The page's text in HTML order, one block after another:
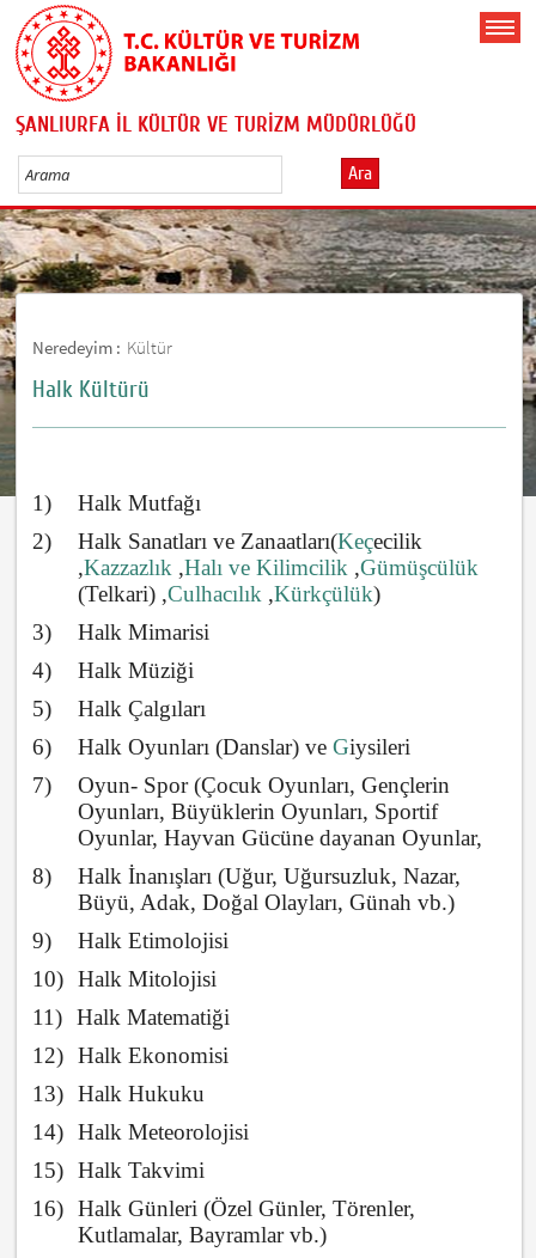
ŞANLIURFA İL KÜLTÜR VE TURİZM MÜDÜRLÜĞÜ
Ara
Neredeyim : Kültür
Halk Kültürü
1)
Halk Mutfağı
2)
Halk Sanatları ve Zanaatları(Keçecilik
,Kazzazlık ,Halı ve Kilimcilik ,Gümüşcülük
(Telkari) ,Culhacılık ,Kürkçülük)
3)
Halk Mimarisi
4)
Halk Müziği
5)
Halk Çalgıları
6)
HalkOyunları (Danslar) veGiysileri
7)
Oyun- Spor (Çocuk Oyunları, Gençlerin
Oyunları, Büyüklerin Oyunları, Sportif
Oyunlar, Hayvan Gücüne dayanan Oyunlar,
8)
Halk İnanışları (Uğur, Uğursuzluk, Nazar,
Büyü, Adak, Doğal Olayları, Günah vb.)
9)
Halk Etimolojisi
10) Halk Mitolojisi
11) Halk Matematiği
12) Halk Ekonomisi
13) Halk Hukuku
14) Halk Meteorolojisi
15) Halk Takvimi
16) Halk Günleri (Özel Günler, Törenler,
Kutlamalar, Bayramlar vb.)